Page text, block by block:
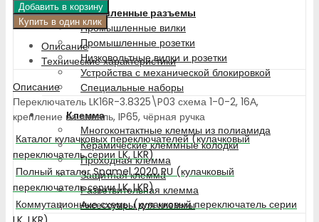
Промышленные разъемы
Промышленные вилки
Промышленные розетки
Низковольтные вилки и розетки
Устройства с механической блокировкой
Специальные наборы
Клемма
Многоконтактные клеммы из полиамида
Керамические клеммные колодки
Проходная клемма
Защитная клемма
Разветвительная клемма
Аксессуары для клеммы
Добавить в корзину
Купить в один клик
Описание
Технические характеристики
Описание
Переключатель LK16R-3.8325\P03 схема 1-0-2, 16А,
крепление на панель, IP65, чёрная ручка
Каталог кулачковых переключателей (кулачковый
переключатель серии LK, LKR)
Полный каталог Spamel 2020 RU (кулачковый
переключатель серии LK, LKR)
Коммутационные схемы (кулачковый переключатель серии